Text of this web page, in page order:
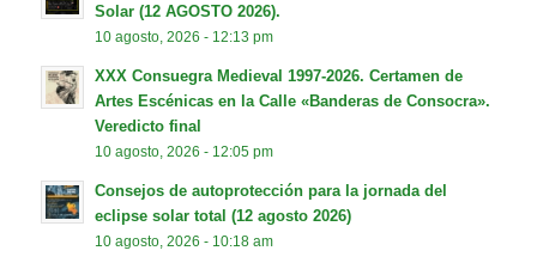
Solar (12 AGOSTO 2026).
10 agosto, 2026 - 12:13 pm
XXX Consuegra Medieval 1997-2026. Certamen de
Artes Escénicas en la Calle «Banderas de Consocra».
Veredicto final
10 agosto, 2026 - 12:05 pm
Consejos de autoprotección para la jornada del
eclipse solar total (12 agosto 2026)
10 agosto, 2026 - 10:18 am